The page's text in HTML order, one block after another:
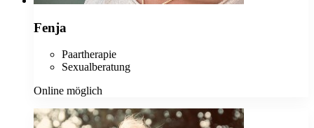
Fenja
Paartherapie
Sexualberatung
Online möglich